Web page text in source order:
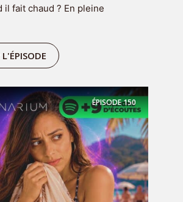
programme
offert
il fait chaud ? En pleine
L'ÉPISODE
ÉPISODE150